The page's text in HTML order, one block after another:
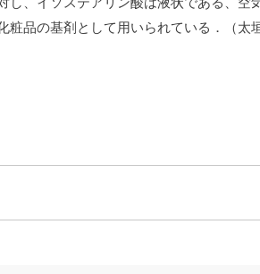
品の基剤として用いられている．（太